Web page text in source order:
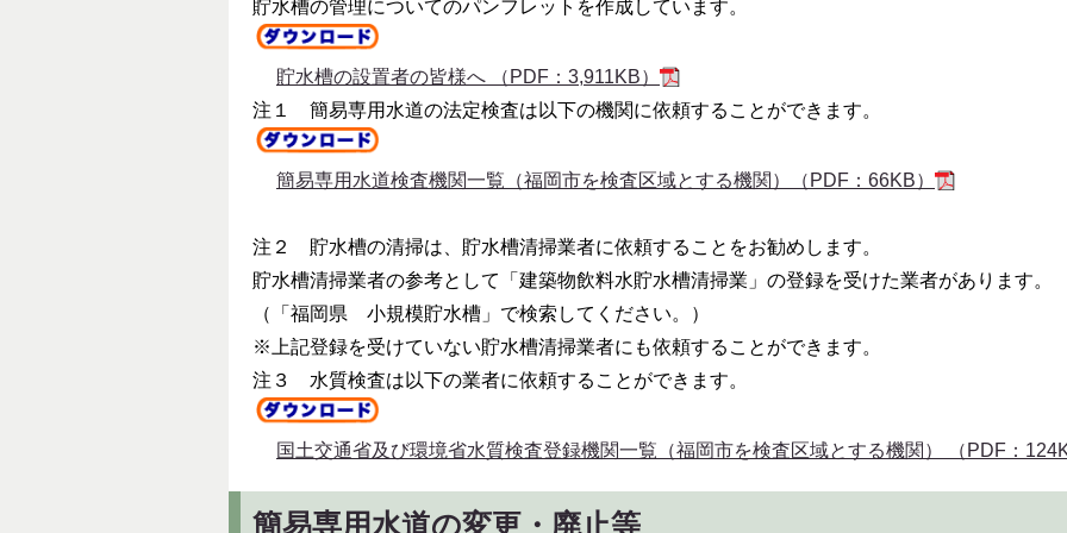
貯水槽の管理についてのパンフレットを作成しています。
貯水槽の設置者の皆様へ （PDF：3,911KB）
注１ 簡易専用水道の法定検査は以下の機関に依頼することができます。
簡易専用水道検査機関一覧（福岡市を検査区域とする機関）（PDF：66KB）
注２ 貯水槽の清掃は、貯水槽清掃業者に依頼することをお勧めします。
貯水槽清掃業者の参考として「建築物飲料水貯水槽清掃業」の登録を受けた業者があります。
（「福岡県 小規模貯水槽」で検索してください。）
※上記登録を受けていない貯水槽清掃業者にも依頼することができます。
注３ 水質検査は以下の業者に依頼することができます。
国土交通省及び環境省水質検査登録機関一覧（福岡市を検査区域とする機関） （PDF：
簡易専用水道の変更・廃止等